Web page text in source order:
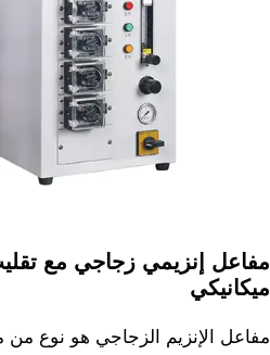
مفاعل إنزيمي زجاجي مع
ميكانيكي
مفاعل الإنزيم الزجاجي هو نوع من